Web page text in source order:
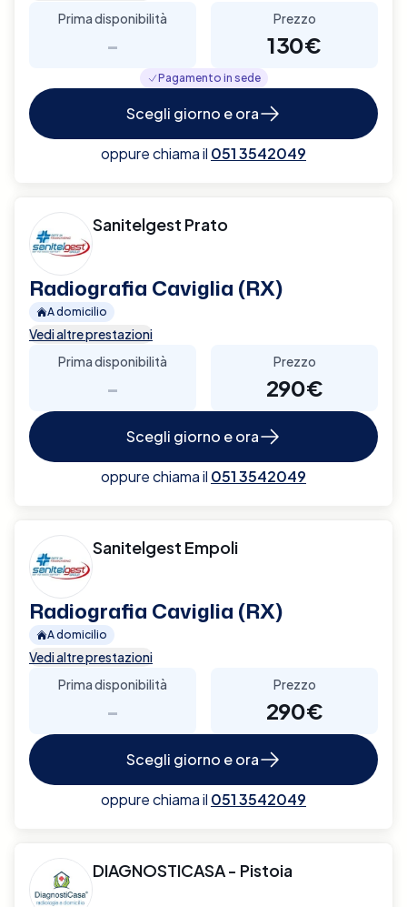
Prima disponibilità
-
Prezzo
130€
Pagamento in sede
Scegli giorno e ora
oppure chiama il 051 3542049
Sanitelgest Prato
Radiografia Caviglia (RX)
A domicilio
Vedi altre prestazioni
Prima disponibilità
-
Prezzo
290€
Scegli giorno e ora
oppure chiama il 051 3542049
Sanitelgest Empoli
Radiografia Caviglia (RX)
A domicilio
Vedi altre prestazioni
Prima disponibilità
-
Prezzo
290€
Scegli giorno e ora
oppure chiama il 051 3542049
DIAGNOSTICASA - Pistoia